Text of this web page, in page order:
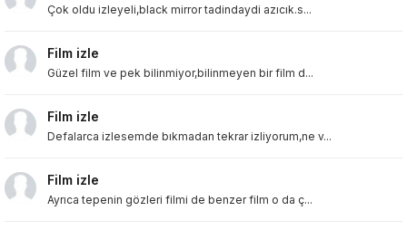
Çok oldu izleyeli,black mirror tadindaydi azıcık.s...
Film izle
Güzel film ve pek bilinmiyor,bilinmeyen bir film d...
Film izle
Defalarca izlesemde bıkmadan tekrar izliyorum,ne v...
Film izle
Ayrıca tepenin gözleri filmi de benzer film o da ç...